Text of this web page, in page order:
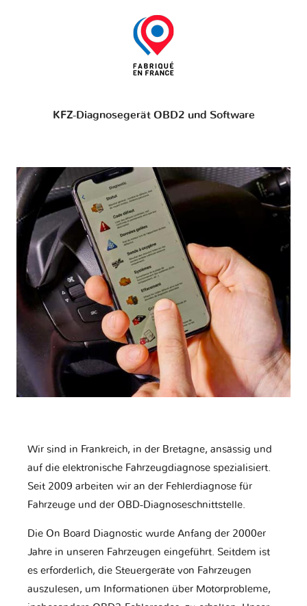
KFZ-Diagnosegerät OBD2 und Software
Wir sind in Frankreich, in der Bretagne, ansässig und
auf die elektronische Fahrzeugdiagnose spezialisiert.
Seit 2009 arbeiten wir an der Fehlerdiagnose für
Fahrzeuge und der OBD-Diagnoseschnittstelle.
Die On Board Diagnostic wurde Anfang der 2000er
Jahre in unseren Fahrzeugen eingeführt. Seitdem ist
es erforderlich, die Steuergeräte von Fahrzeugen
auszulesen, um Informationen über Motorprobleme,